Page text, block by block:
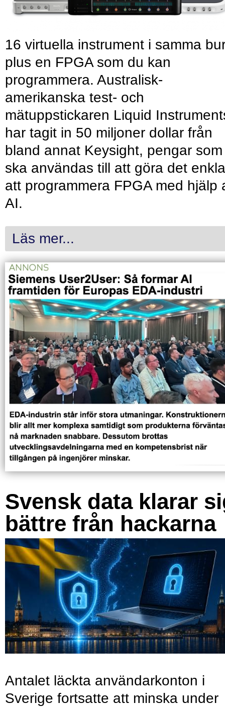
16 virtuella instrument i samma
plus en FPGA som du kan
programmera. Australisk-
amerikanska test- och
mätuppstickaren Liquid
har tagit in 50 miljoner dollar från
bland annat Keysight, pengar som
ska användas till att göra det
att programmera FPGA med hjälp
AI.
Läs mer...
Svensk data klarar
bättre från hackarna
Antalet läckta användarkonton i
Sverige fortsatte att minska under